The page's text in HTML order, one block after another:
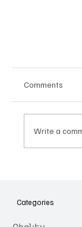
Comments
Write a
Categories